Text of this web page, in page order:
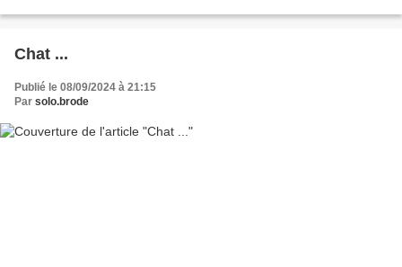
Chat ...
Publié le 08/09/2024 à 21:15
Par solo.brode